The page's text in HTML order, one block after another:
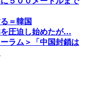
＝韓国
を圧迫し始めたが…
ラム＞「中国封鎖は